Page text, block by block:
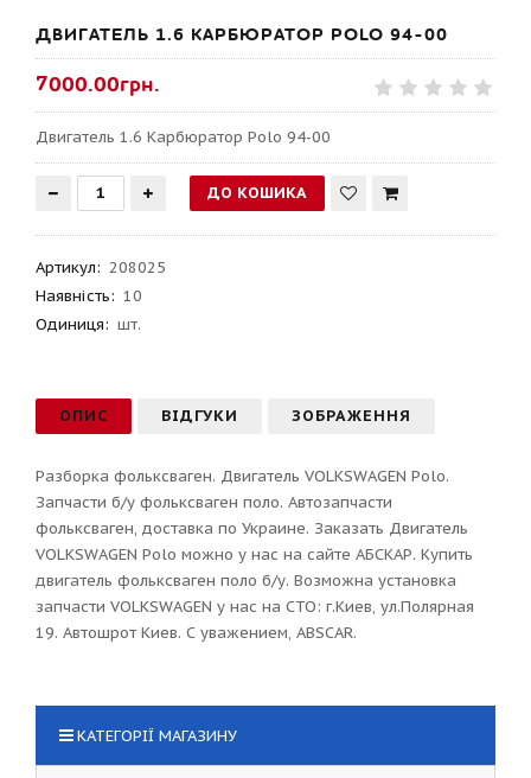
ДВИГАТЕЛЬ 1.6 КАРБЮРАТОР POLO 94-00
7000.00грн.
Двигатель 1.6 Карбюратор Polo 94-00
Артикул: 208025
Наявність: 10
Одиниця: шт.
ОПИС ВІДГУКИ ЗОБРАЖЕННЯ
Разборка фольксваген. Двигатель VOLKSWAGEN Polo.
Запчасти б/у фольксваген поло. Автозапчасти
фольксваген, доставка по Украине. Заказать Двигатель
VOLKSWAGEN Polo можно у нас на сайте АБСКАР. Купить
двигатель фольксваген поло б/у. Возможна установка
запчасти VOLKSWAGEN у нас на СТО: г.Киев, ул.Полярная
19. Автошрот Киев. С уважением, ABSCAR.
КАТЕГОРІЇ МАГАЗИНУ